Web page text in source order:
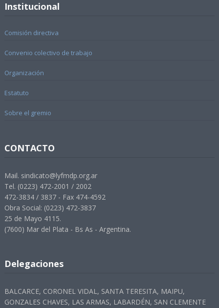
Institucional
Comisión directiva
Convenio colectivo de trabajo
Organización
Estatuto
Sobre el gremio
CONTACTO
Mail. sindicato@lyfmdp.org.ar
Tel. (0223) 472-2001 / 2002
472-3834 / 3837 - Fax 474-4592
Obra Social: (0223) 472-3837
25 de Mayo 4115.
(7600) Mar del Plata - Bs As - Argentina.
Delegaciones
BALCARCE, CORONEL VIDAL, SANTA TERESITA, MAIPU,
GONZALES CHAVES, LAS ARMAS, LABARDÉN, SAN CLEMENTE